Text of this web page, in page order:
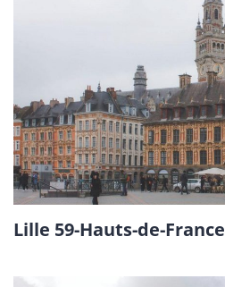
Lille 59-Hauts-de-France